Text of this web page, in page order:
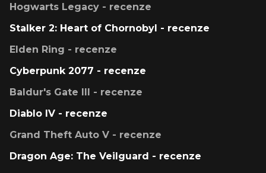
Hogwarts Legacy - recenze
Stalker 2: Heart of Chornobyl - recenze
Elden Ring - recenze
Cyberpunk 2077 - recenze
Baldur's Gate III - recenze
Diablo IV - recenze
Grand Theft Auto V - recenze
Dragon Age: The Veilguard - recenze